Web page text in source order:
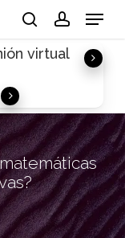
Menu
virtual